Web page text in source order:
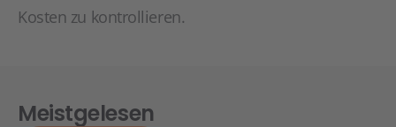
Kosten zu kontrollieren.
Meistgelesen